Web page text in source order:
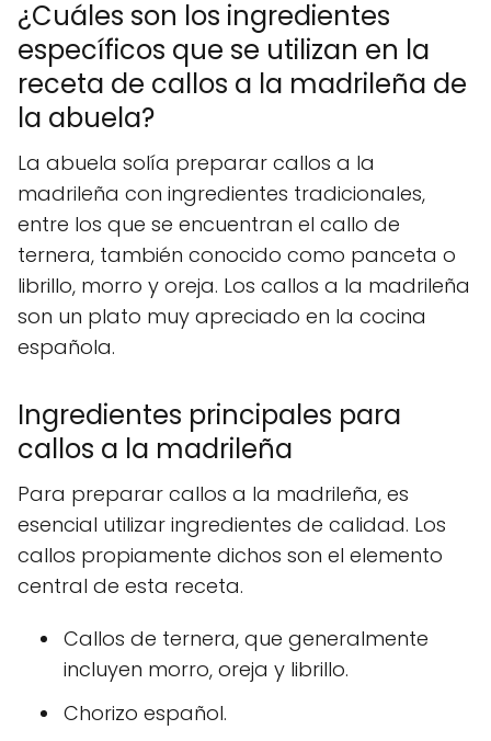
¿Cuáles son los ingredientes
específicos que se utilizan en la
receta de callos a la madrileña de
la abuela?
La abuela solía preparar callos a la
madrileña con ingredientes tradicionales,
entre los que se encuentran el callo de
ternera, también conocido como panceta o
librillo, morro y oreja. Los callos a la madrileña
son un plato muy apreciado en la cocina
española.
Ingredientes principales para
callos a la madrileña
Para preparar callos a la madrileña, es
esencial utilizar ingredientes de calidad. Los
callos propiamente dichos son el elemento
central de esta receta.
Callos de ternera, que generalmente
incluyen morro, oreja y librillo.
Chorizo español.